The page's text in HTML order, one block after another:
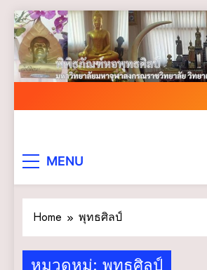
Skip
to
content
MENU
Home พุทธศิลป์
หมวดหมู่: พุทธศิลป์